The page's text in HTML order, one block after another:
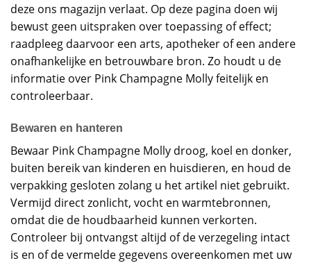
deze ons magazijn verlaat. Op deze pagina doen wij
bewust geen uitspraken over toepassing of effect;
raadpleeg daarvoor een arts, apotheker of een andere
onafhankelijke en betrouwbare bron. Zo houdt u de
informatie over Pink Champagne Molly feitelijk en
controleerbaar.
Bewaren en hanteren
Bewaar Pink Champagne Molly droog, koel en donker,
buiten bereik van kinderen en huisdieren, en houd de
verpakking gesloten zolang u het artikel niet gebruikt.
Vermijd direct zonlicht, vocht en warmtebronnen,
omdat die de houdbaarheid kunnen verkorten.
Controleer bij ontvangst altijd of de verzegeling intact
is en of de vermelde gegevens overeenkomen met uw